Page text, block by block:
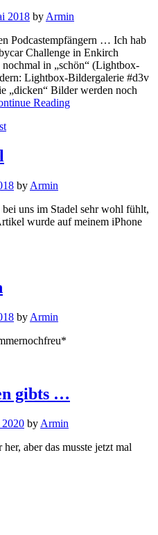
2018 byArmin
Podcastempfängern … Ich hab
Challenge in Enkirch
in „schön“ (Lightbox-
Lightbox-Bildergalerie #d3v
„dicken“ Bilder werden noch
Reading
by Armin
uns im Stadel sehr wohl fühlt,
wurde auf meinem iPhone
by Armin
gibts …
2020 by Armin
aber das musste jetzt mal